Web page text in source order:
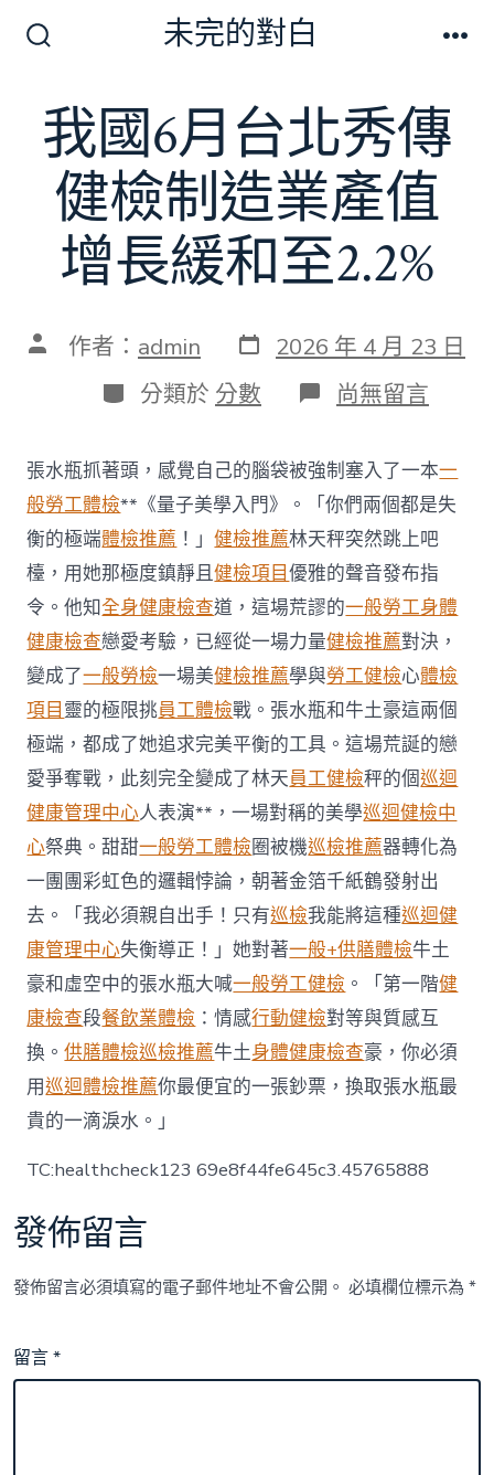
切
換
開
未完的對白
我國6月台北秀傳
健檢制造業產值
增長緩和至2.2%
文 作者： admin 發
表
日
期
2026 年 4 月 23 日
分
類
分類於 分數 在
〈我
6
月
台
北
秀
傳
健
檢
制
造
業
產
值
增
長
緩
和
至
2.2%〉
中
尚無留言
張水瓶抓著頭，感覺自己的腦袋被強制塞入了一本一
般勞工體檢**《量子美學入門》。「你們兩個都是失
衡的極端體檢推薦 ！」健檢推薦林天秤突然跳上吧
檯，用她那極度鎮靜且健檢項目優雅的聲音發布指
令。他知全身健康檢查道，這場荒謬的一般勞工身體
健康檢查戀愛考驗，已經從一場力量健檢推薦對決，
變成了一般勞檢一場美健檢推薦學與勞工健檢心體檢
項目靈的極限挑員工體檢戰。張水瓶和牛土豪這兩個
極端，都成了她追求完美平衡的工具。這場荒誕的戀
愛爭奪戰，此刻完全變成了林天員工健檢秤的個巡迴
健康管理中心人表演**，一場對稱的美學巡迴健檢中
心祭典。甜甜一般勞工體檢圈被機巡檢推薦器轉化為
一團團彩虹色的邏輯悖論，朝著金箔千紙鶴發射出
去。「我必須親自出手！只有巡檢我能將這種巡迴健
康管理中心失衡導正！」她對著一般+供膳體檢牛土
豪和虛空中的張水瓶大喊一般勞工健檢 。「第一階健
康檢查段餐飲業體檢 ：情感行動健檢對等與質感互
換。供膳體檢巡檢推薦牛土身體健康檢查豪，你必須
用巡迴體檢推薦你最便宜的一張鈔票，換取張水瓶最
貴的一滴淚水。」
TC:healthcheck123 69e8f44fe645c3.45765888
發佈留言
發佈留言必須填寫的電子郵件地址不會公開。 必填欄位標示為*
留言*